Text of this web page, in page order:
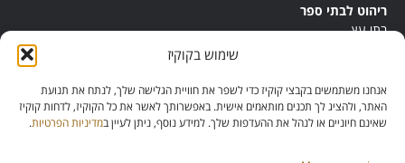
שימוש בקוקיז
אנחנו משתמשים בקבצי קוקיז כדי לשפר את חוויית הגלישה שלך, לנתח את תנועת
האתר, ולהציג לך תכנים מותאמים אישית. באפשרותך לאשר את כל הקוקיז, לדחות קוקיז
שאינם חיוניים או לנהל את ההעדפות שלך. למידע נוסף, ניתן לעיין במדיניות הפרטיות.
ריהוט לבתי ספר
בתי עץ
ריהוט מונטסורי
ריהוט אנתרופוסופי